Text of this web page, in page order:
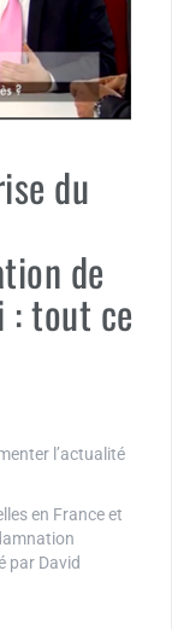
du
de
: tout ce
l’actualité
en France et
par David